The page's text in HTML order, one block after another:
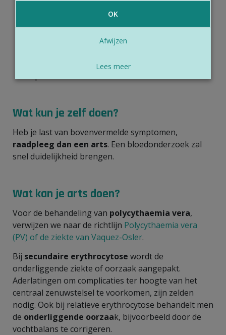
92%). De zuurstofsaturatie is de hoeveelheid
zuurstof die gebonden is aan hemoglobine in
de rode bloedcellen.
In sommige gevallen is het
een nierziekten of een tumor die epo
Wat kun je zelf doen?
Heb je last van bovenvermelde symptomen,
raadpleeg dan een arts. Een bloedonderzoek zal
snel duidelijkheid brengen.
Wat kan je arts doen?
Voor de behandeling van polycythaemia vera,
verwijzen we naar de richtlijn Polycythaemia vera
(PV) of de ziekte van Vaquez-Osler.
Bij secundaire erythrocytose wordt de
onderliggende ziekte of oorzaak aangepakt.
Aderlatingen om complicaties ter hoogte van het
centraal zenuwstelsel te voorkomen, zijn zelden
nodig. Ook bij relatieve erythrocytose behandelt men
de onderliggende oorzaak, bijvoorbeeld door de
vochtbalans te corrigeren.
OK
Afwijzen
Lees meer